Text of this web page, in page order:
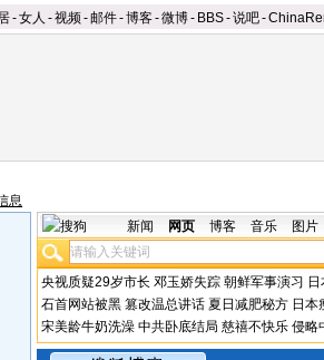
-女人 -视频-邮件-博客-微博- BBS-说吧-
息
新闻 网页 博客 音乐 图片
央视质疑29岁市长 邓玉娇失踪 朝鲜军事演习
石首网站被黑 篡改温总讲话 夏日减肥秘方 日本
宋美龄牛奶洗澡 中共卧底结局 慈禧不快乐 侵略